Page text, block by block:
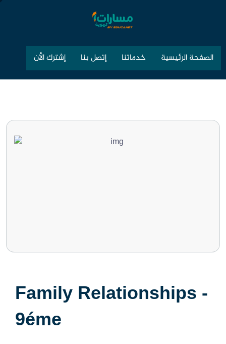
الصفحة الرئيسية خدماتنا إتصل بنا إشترك الأن
Family Relationships -
9éme